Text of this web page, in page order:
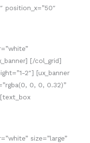
position_x=”50″
[/col_grid]
2″] [ux_banner
0, 0, 0.32)”
[text_box
size=”large”